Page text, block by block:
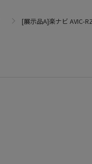
[展示品A]楽ナビ AVIC-